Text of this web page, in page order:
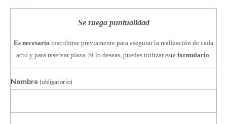
Se ruega puntualidad
Es necesario inscribirse previamente para asegurar la realización de cada
acto y para reservar plaza. Si lo deseas, puedes utilizar este formulario:
Nombre (obligatorio)